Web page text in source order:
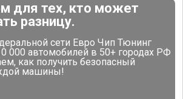
для тех, кто может
разницу.
сети Евро Чип Тюнинг
000 автомобилей в 50+ городах РФ
как получить безопасный
машины!